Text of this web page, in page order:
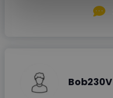
Bob230V